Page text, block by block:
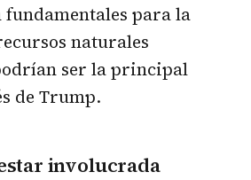
fundamentales para la
naturales
ser la principal
de Trump.
involucrada